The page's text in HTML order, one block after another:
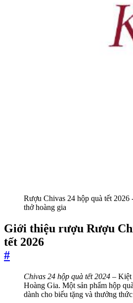
Rượu Chivas 24 hộp quà tết 2026
thở hoàng gia
Giới thiệu rượu Rượu
tết 2026
#
Chivas 24 hộp quà tết 2024 – Kiệt
Hoàng Gia. Một sản phẩm hộp
dành cho biếu tặng và thưởng